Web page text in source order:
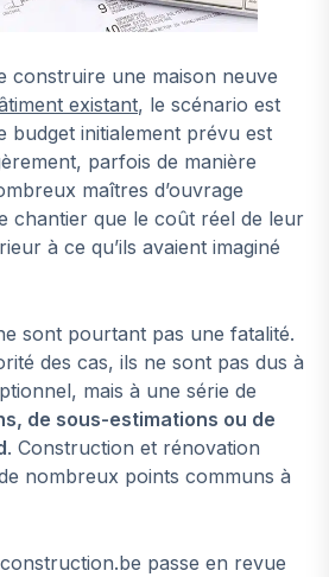
construire une maison neuve
existant, le scénario est
budget initialement prévu est
parfois de manière
maîtres d’ouvrage
chantier que le coût réel de leur
à ce qu’ils avaient imaginé
sont pourtant pas une fatalité.
des cas, ils ne sont pas dus à
mais à une série de
de sous-estimations ou de
. Construction et rénovation
nombreux points communs à
passe en revue